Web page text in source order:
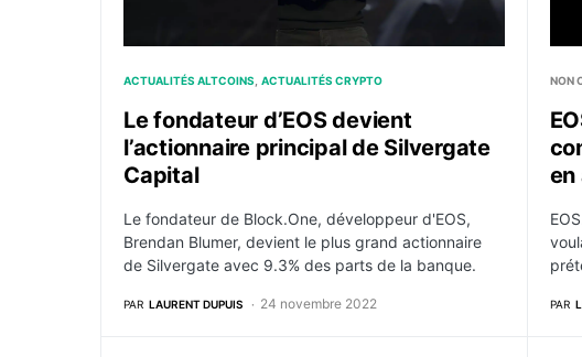
ACTUALITÉS ALTCOINS ACTUALITÉS CRYPTO
Le fondateur d’EOS devient
l’actionnaire principal de Silvergate
Capital
Le fondateur de Block.One, développeur d'EOS,
Brendan Blumer, devient le plus grand actionnaire
de Silvergate avec 9.3% des parts de la banque.
PAR LAURENT DUPUIS 24 novembre 2022
NON
en
PAR